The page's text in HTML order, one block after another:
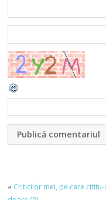
« Criticilor mei, pe care cititu-i